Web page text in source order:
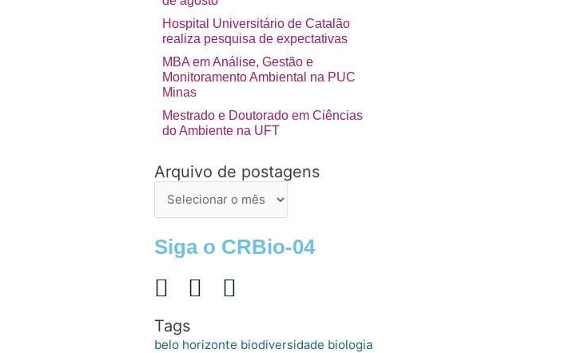
Hospital Universitário de Catalão
realiza pesquisa de expectativas
MBA em Análise, Gestão e
Monitoramento Ambiental na PUC
Minas
Mestrado e Doutorado em Ciências
do Ambiente na UFT
Arquivo de postagens
Arquivo
postagens
Siga o CRBio-04
Tags
belo horizonte biodiversidade biologia